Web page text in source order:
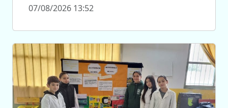
07/08/2026 13:52